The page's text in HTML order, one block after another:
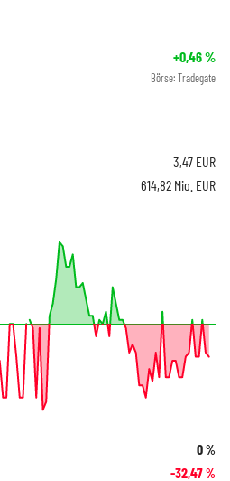
+0,46%
Börse: Tradegate
3,47 EUR
614,82 Mio. EUR
0%
-32,47%